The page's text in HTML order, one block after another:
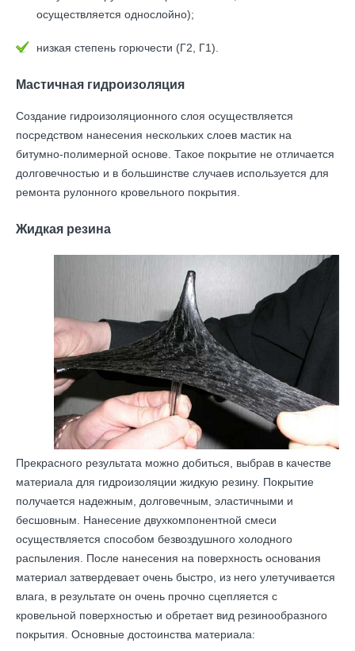
осуществляется однослойно);
низкая степень горючести (Г2, Г1).
Мастичная гидроизоляция
Создание гидроизоляционного слоя осуществляется
посредством нанесения нескольких слоев мастик на
битумно-полимерной основе. Такое покрытие не отличается
долговечностью и в большинстве случаев используется для
ремонта рулонного кровельного покрытия.
Жидкая резина
Прекрасного результата можно добиться, выбрав в качестве
материала для гидроизоляции жидкую резину. Покрытие
получается надежным, долговечным, эластичными и
бесшовным. Нанесение двухкомпонентной смеси
осуществляется способом безвоздушного холодного
распыления. После нанесения на поверхность основания
материал затвердевает очень быстро, из него улетучивается
влага, в результате он очень прочно сцепляется с
кровельной поверхностью и обретает вид резинообразного
покрытия. Основные достоинства материала: